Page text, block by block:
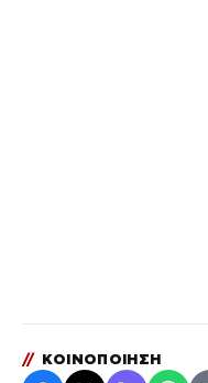
// ΚΟΙΝΟΠΟΙΗΣΗ